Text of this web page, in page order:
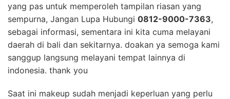
yang pas untuk memperoleh tampilan riasan yang
sempurna, Jangan Lupa Hubungi 0812-9000-7363,
sebagai informasi, sementara ini kita cuma melayani
daerah di bali dan sekitarnya. doakan ya semoga kami
sanggup langsung melayani tempat lainnya di
indonesia. thank you
Saat ini makeup sudah menjadi keperluan yang perlu